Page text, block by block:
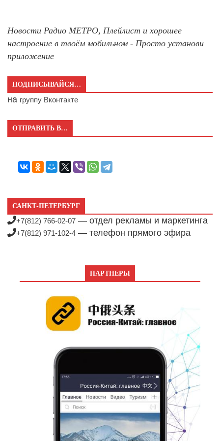
Новости Радио МЕТРО, Плейлист и хорошее
настроение в твоём мобильном - Просто установи
приложение
ПОДПИСЫВАЙСЯ…
на группу Вконтакте
ОТПРАВИТЬ В…
САНКТ-ПЕТЕРБУРГ
+7(812) 766-02-07 — отдел рекламы и маркетинга
+7(812) 971-102-4 — телефон прямого эфира
ПАРТНЕРЫ